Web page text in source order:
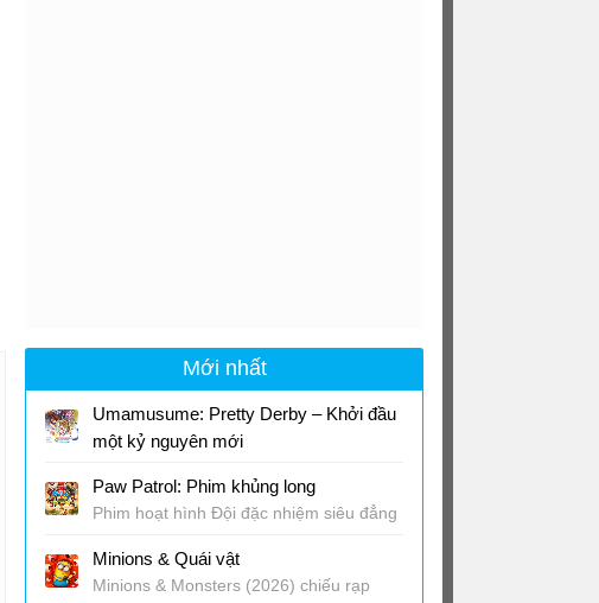
Mới nhất
Umamusume: Pretty Derby – Khởi đầu
một kỷ nguyên mới
rạp
Paw Patrol: Phim khủng long
Phim hoạt hình Đội đặc nhiệm siêu đẳng
Minions & Quái vật
Minions & Monsters (2026) chiếu rạp